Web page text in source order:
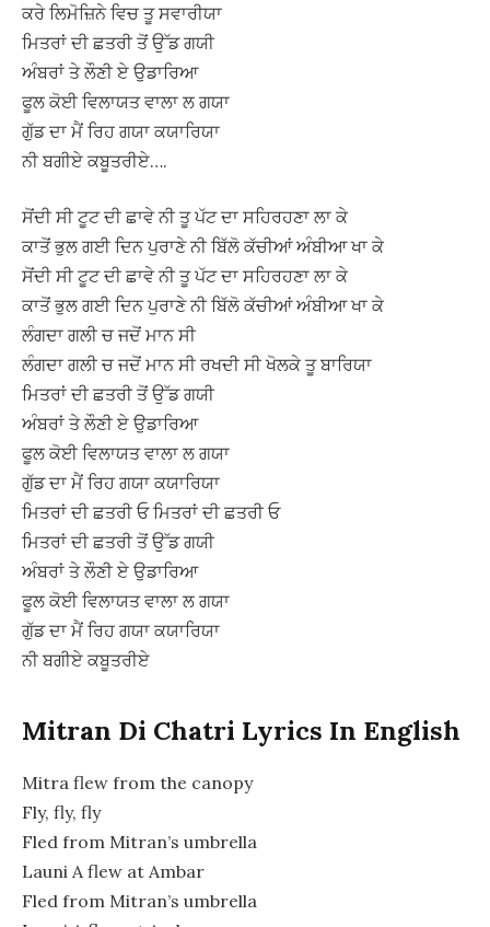
ਕਰੇ ਲਿਮੋਜ਼ਿਨੇ ਵਿਚ ਤੂ ਸਵਾਰੀਯਾ
ਮਿਤਰਾਂ ਦੀ ਛਤਰੀ ਤੋਂ ਉੱਡ ਗਯੀ
ਅੰਬਰਾਂ ਤੇ ਲੌਣੀ ਏ ਉਡਾਰਿਆ
ਫੂਲ ਕੋਈ ਵਿਲਾਯਤ ਵਾਲਾ ਲ ਗਯਾ
ਗੁੱਡ ਦਾ ਮੈਂ ਰਿਹ ਗਯਾ ਕਯਾਰਿਯਾ
ਨੀ ਬਗੀਏ ਕਬੂਤਰੀਏ….
ਸੋਂਦੀ ਸੀ ਟੂਟ ਦੀ ਛਾਵੇ ਨੀ ਤੂ ਪੱਟ ਦਾ ਸਹਿਰਹਣਾ ਲਾ ਕੇ
ਕਾਤੋਂ ਭੁਲ ਗਈ ਦਿਨ ਪੁਰਾਣੇ ਨੀ ਬਿੱਲੋ ਕੱਚੀਆਂ ਅੰਬੀਆ ਖਾ ਕੇ
ਸੋਂਦੀ ਸੀ ਟੂਟ ਦੀ ਛਾਵੇ ਨੀ ਤੂ ਪੱਟ ਦਾ ਸਹਿਰਹਣਾ ਲਾ ਕੇ
ਕਾਤੋਂ ਭੁਲ ਗਈ ਦਿਨ ਪੁਰਾਣੇ ਨੀ ਬਿੱਲੋ ਕੱਚੀਆਂ ਅੰਬੀਆ ਖਾ ਕੇ
ਲੰਗਦਾ ਗਲੀ ਚ ਜਦੋਂ ਮਾਨ ਸੀ
ਲੰਗਦਾ ਗਲੀ ਚ ਜਦੋਂ ਮਾਨ ਸੀ ਰਖਦੀ ਸੀ ਖੋਲਕੇ ਤੂ ਬਾਰਿਯਾ
ਮਿਤਰਾਂ ਦੀ ਛਤਰੀ ਤੋਂ ਉੱਡ ਗਯੀ
ਅੰਬਰਾਂ ਤੇ ਲੌਣੀ ਏ ਉਡਾਰਿਆ
ਫੂਲ ਕੋਈ ਵਿਲਾਯਤ ਵਾਲਾ ਲ ਗਯਾ
ਗੁੱਡ ਦਾ ਮੈਂ ਰਿਹ ਗਯਾ ਕਯਾਰਿਯਾ
ਮਿਤਰਾਂ ਦੀ ਛਤਰੀ ਓ ਮਿਤਰਾਂ ਦੀ ਛਤਰੀ ਓ
ਮਿਤਰਾਂ ਦੀ ਛਤਰੀ ਤੋਂ ਉੱਡ ਗਯੀ
ਅੰਬਰਾਂ ਤੇ ਲੌਣੀ ਏ ਉਡਾਰਿਆ
ਫੂਲ ਕੋਈ ਵਿਲਾਯਤ ਵਾਲਾ ਲ ਗਯਾ
ਗੁੱਡ ਦਾ ਮੈਂ ਰਿਹ ਗਯਾ ਕਯਾਰਿਯਾ
ਨੀ ਬਗੀਏ ਕਬੂਤਰੀਏ
Mitran Di Chatri Lyrics In English
Mitra flew from the canopy
Fly, fly, fly
Fled from Mitran’s umbrella
Launi A flew at Ambar
Fled from Mitran’s umbrella